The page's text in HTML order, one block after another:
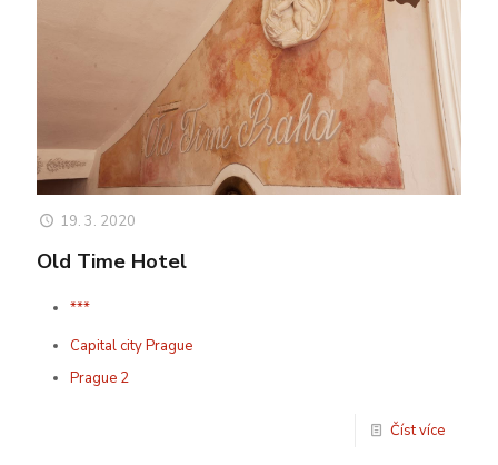
19. 3. 2020
Old Time Hotel
***
Capital city Prague
Prague 2
Číst více